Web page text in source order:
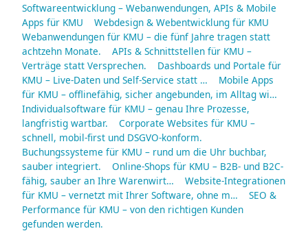
Softwareentwicklung – Webanwendungen, APIs & Mobile
Apps für KMU
Webdesign & Webentwicklung für KMU
Webanwendungen für KMU – die fünf Jahre tragen statt
achtzehn Monate.
APIs & Schnittstellen für KMU –
Verträge statt Versprechen.
Dashboards und Portale für
KMU – Live-Daten und Self-Service statt …
Mobile Apps
für KMU – offlinefähig, sicher angebunden, im Alltag wi…
Individualsoftware für KMU – genau Ihre Prozesse,
langfristig wartbar.
Corporate Websites für KMU –
schnell, mobil-first und DSGVO-konform.
Buchungssysteme für KMU – rund um die Uhr buchbar,
sauber integriert.
Online-Shops für KMU – B2B- und B2C-
fähig, sauber an Ihre Warenwirt…
Website-Integrationen
für KMU – vernetzt mit Ihrer Software, ohne m…
SEO &
Performance für KMU – von den richtigen Kunden
gefunden werden.